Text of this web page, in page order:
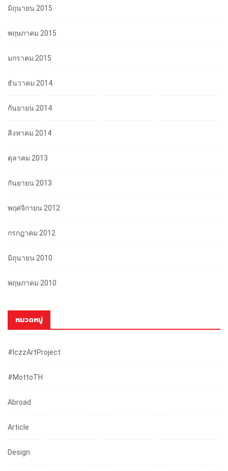
มิถุนายน 2015
พฤษภาคม 2015
มกราคม 2015
ธันวาคม 2014
กันยายน 2014
สิงหาคม 2014
ตุลาคม 2013
กันยายน 2013
พฤศจิกายน 2012
กรกฎาคม 2012
มิถุนายน 2010
พฤษภาคม 2010
หมวดหมู่
#iczzArtProject
#mottoTH
Abroad
Article
Design